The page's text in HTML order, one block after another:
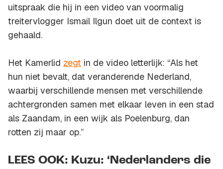
uitspraak die hij in een video van voormalig
treitervlogger Ismail Ilgun doet uit de context is
gehaald.
Het Kamerlid zegt in de video letterlijk: “Als het
hun niet bevalt, dat veranderende Nederland,
waarbij verschillende mensen met verschillende
achtergronden samen met elkaar leven in een stad
als Zaandam, in een wijk als Poelenburg, dan
rotten zij maar op.”
LEES OOK: Kuzu: ‘Nederlanders die